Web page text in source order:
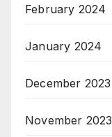
February 2024
January 2024
December 2023
November 2023